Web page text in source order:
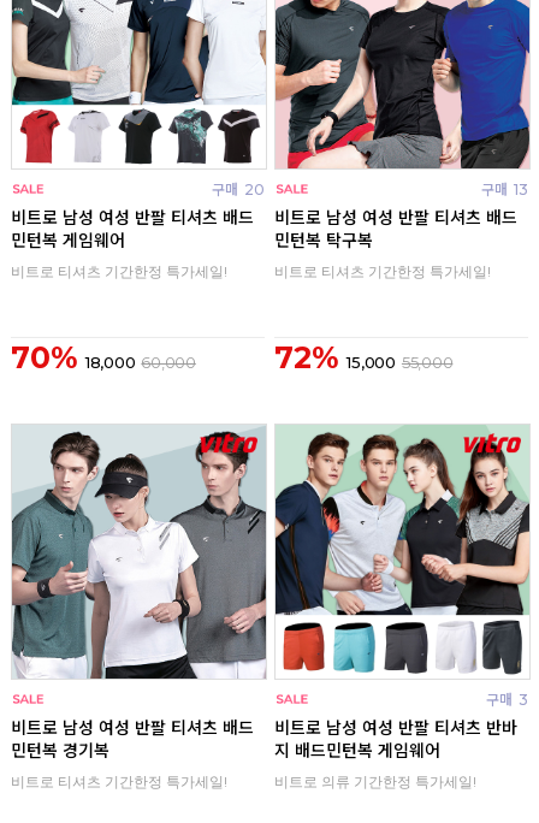
구매 20
비트로 남성 여성 반팔 티셔츠 배드
민턴복 게임웨어
비트로 티셔츠 기간한정 특가세일!
70% 18,000 60,000
구매 13
비트로 남성 여성 반팔 티셔츠 배드
민턴복 탁구복
비트로 티셔츠 기간한정 특가세일!
72% 15,000 55,000
비트로 남성 여성 반팔 티셔츠 배드
민턴복 경기복
비트로 티셔츠 기간한정 특가세일!
구매 3
비트로 남성 여성 반팔 티셔츠 반바
지 배드민턴복 게임웨어
비트로 의류 기간한정 특가세일!